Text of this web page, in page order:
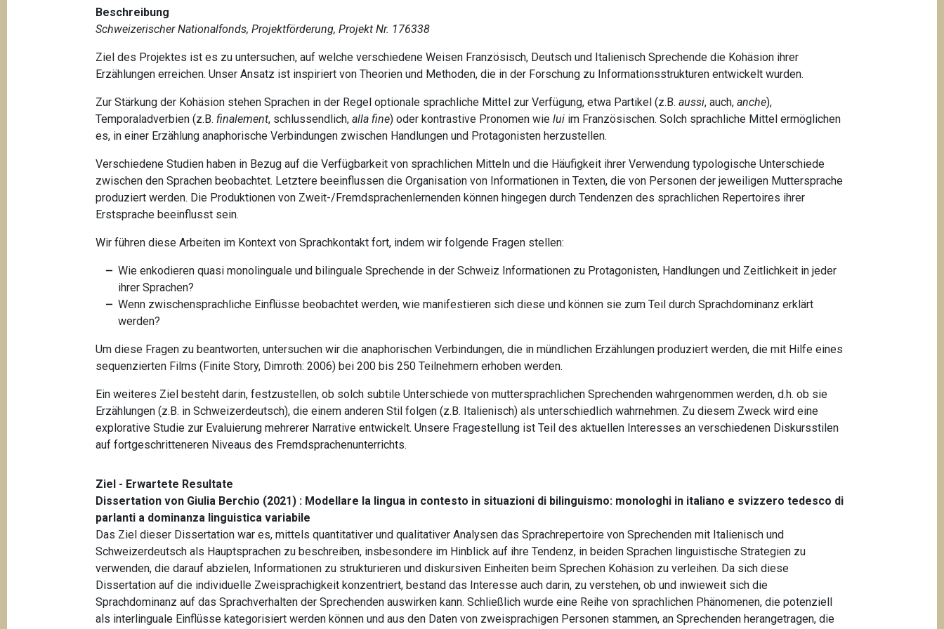
Beschreibung
Schweizerischer Nationalfonds, Projektförderung, Projekt Nr. 176338
Ziel des Projektes ist es zu untersuchen, auf welche verschiedene Weisen Französisch, Deutsch und Italienisch Sprechende die Kohäsion ihrer
Erzählungen erreichen. Unser Ansatz ist inspiriert von Theorien und Methoden, die in der Forschung zu Informationsstrukturen entwickelt wurden.
Zur Stärkung der Kohäsion stehen Sprachen in der Regel optionale sprachliche Mittel zur Verfügung, etwa Partikel (z.B.aussi, auch,anche),
Temporaladverbien (z.B.finalement, schlussendlich,alla fine) oder kontrastive Pronomen wielui im Französischen. Solch sprachliche Mittel ermöglichen
es, in einer Erzählung anaphorische Verbindungen zwischen Handlungen und Protagonisten herzustellen.
Verschiedene Studien haben in Bezug auf die Verfügbarkeit von sprachlichen Mitteln und die Häufigkeit ihrer Verwendung typologische Unterschiede
zwischen den Sprachen beobachtet. Letztere beeinflussen die Organisation von Informationen in Texten, die von Personen der jeweiligen Muttersprache
produziert werden. Die Produktionen von Zweit-/Fremdsprachenlernenden können hingegen durch Tendenzen des sprachlichen Repertoires ihrer
Erstsprache beeinflusst sein.
Wir führen diese Arbeiten im Kontext von Sprachkontakt fort, indem wir folgende Fragen stellen:
Wie enkodieren quasi monolinguale und bilinguale Sprechende in der Schweiz Informationen zu Protagonisten, Handlungen und Zeitlichkeit in jeder
ihrer Sprachen?
Wenn zwischensprachliche Einflüsse beobachtet werden, wie manifestieren sich diese und können sie zum Teil durch Sprachdominanz erklärt
werden?
Um diese Fragen zu beantworten, untersuchen wir die anaphorischen Verbindungen, die in mündlichen Erzählungen produziert werden, die mit Hilfe eines
sequenzierten Films (Finite Story, Dimroth: 2006) bei 200 bis 250 Teilnehmern erhoben werden.
Ein weiteres Ziel besteht darin, festzustellen, ob solch subtile Unterschiede von muttersprachlichen Sprechenden wahrgenommen werden, d.h. ob sie
Erzählungen (z.B. in Schweizerdeutsch), die einem anderen Stil folgen (z.B. Italienisch) als unterschiedlich wahrnehmen. Zu diesem Zweck wird eine
explorative Studie zur Evaluierung mehrerer Narrative entwickelt. Unsere Fragestellung ist Teil des aktuellen Interesses an verschiedenen Diskursstilen
auf fortgeschritteneren Niveaus des Fremdsprachenunterrichts.
Ziel - Erwartete Resultate
Dissertation von Giulia Berchio (2021) : Modellare la lingua in contesto in situazioni di bilinguismo: monologhi in italiano e svizzero tedesco di
parlanti a dominanza linguistica variabile
Das Ziel dieser Dissertation war es, mittels quantitativer und qualitativer Analysen das Sprachrepertoire von Sprechenden mit Italienisch und
Schweizerdeutsch als Hauptsprachen zu beschreiben, insbesondere im Hinblick auf ihre Tendenz, in beiden Sprachen linguistische Strategien zu
verwenden, die darauf abzielen, Informationen zu strukturieren und diskursiven Einheiten beim Sprechen Kohäsion zu verleihen. Da sich diese
Dissertation auf die individuelle Zweisprachigkeit konzentriert, bestand das Interesse auch darin, zu verstehen, ob und inwieweit sich die
Sprachdominanz auf das Sprachverhalten der Sprechenden auswirken kann. Schließlich wurde eine Reihe von sprachlichen Phänomenen, die potenziell
als interlinguale Einflüsse kategorisiert werden können und aus den Daten von zweisprachigen Personen stammen, an Sprechenden herangetragen, die